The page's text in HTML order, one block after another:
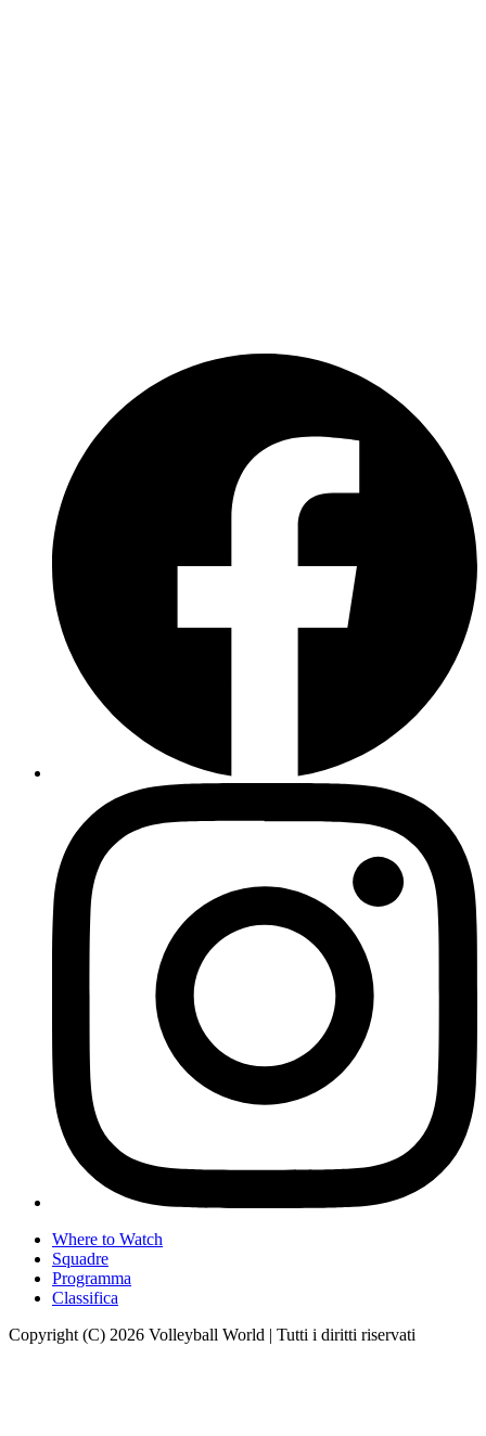
Where to Watch
Squadre
Programma
Classifica
Copyright (C) 2026 Volleyball World | Tutti i diritti riservati